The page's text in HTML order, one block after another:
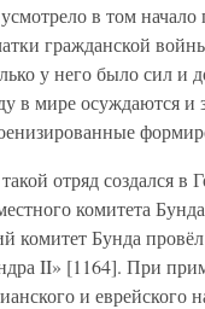
в том начало
гражданской
у него было сил и
в мире осуждаются и
отряд создался в
комитета
комитет Бунда
II» [1164]. При
и еврейского